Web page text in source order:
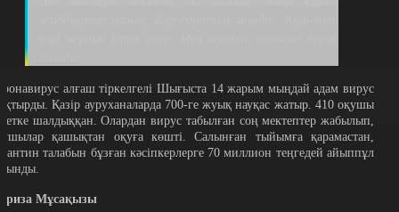
алғаш тіркелгелі Шығыста 14 жарым мыңдай адам вирус
Қазір ауруханаларда 700-ге жуық науқас жатыр. 410 оқушы
шалдыққан. Олардан вирус табылған соң мектептер жабылып,
қашықтан оқуға көшті. Салынған тыйымға қарамастан,
талабын бұзған кәсіпкерлерге 70 миллион теңгедей айыппұл
Мұсақызы